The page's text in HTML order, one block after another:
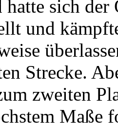
sich der
und
Strecke.
zweiten
Maße